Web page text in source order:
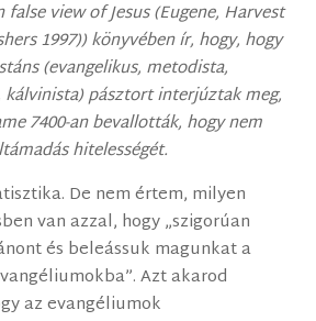
false view of Jesus (Eugene, Harvest
1997)) könyvében ír, hogy, hogy
(evangelikus, metodista,
kálvinista) pásztort interjúztak meg,
7400-an bevallották, hogy nem
hitelességét.
De nem értem, milyen
van azzal, hogy „szigorúan
és beleássuk magunkat a
Azt akarod
az evangéliumok